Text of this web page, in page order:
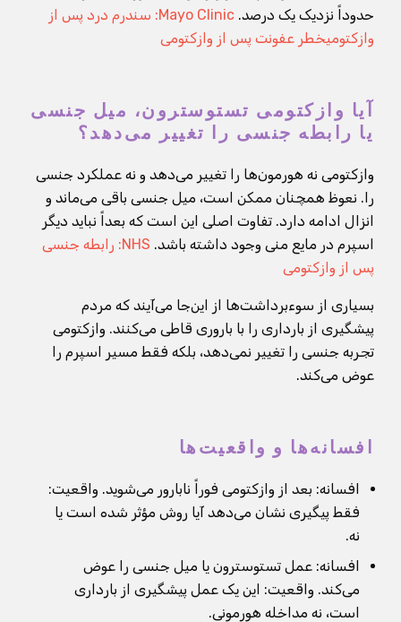
حدوداً نزدیک یک درصد.
Mayo Clinic: سندرم درد پس از
وازکتومیخطر عفونت پس از وازکتومی
آیا وازکتومی تستوسترون، میل جنسی
یا رابطه جنسی را تغییر می‌دهد؟
وازکتومی نه هورمون‌ها را تغییر می‌دهد و نه عملکرد جنسی
را. نعوظ همچنان ممکن است، میل جنسی باقی می‌ماند و
انزال ادامه دارد. تفاوت اصلی این است که بعداً نباید دیگر
اسپرم در مایع منی وجود داشته باشد.
NHS: رابطه جنسی
پس از وازکتومی
بسیاری از سوءبرداشت‌ها از این‌جا می‌آیند که مردم
پیشگیری از بارداری را با باروری قاطی می‌کنند. وازکتومی
تجربه جنسی را تغییر نمی‌دهد، بلکه فقط مسیر اسپرم را
عوض می‌کند.
افسانه‌ها و واقعیت‌ها
افسانه: بعد از وازکتومی فوراً نابارور می‌شوید. واقعیت:
فقط پیگیری نشان می‌دهد آیا روش مؤثر شده است یا
نه.
افسانه: عمل تستوسترون یا میل جنسی را عوض
می‌کند. واقعیت: این یک عمل پیشگیری از بارداری
است، نه مداخله هورمونی.